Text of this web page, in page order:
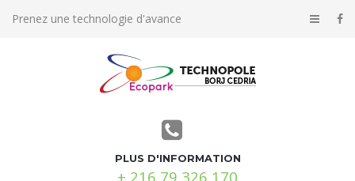
Prenez une technologie d'avance
PLUS D'INFORMATION
+ 216 79 326 170